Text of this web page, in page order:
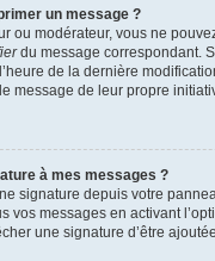
un message ?
ou modérateur, vous ne
du message correspondant.
de la dernière
message de leur propre
à mes messages ?
signature depuis votre
vos messages en activant
une signature d’être